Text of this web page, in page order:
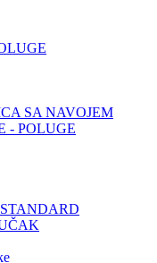
SA NAVOJEM
- POLUGE